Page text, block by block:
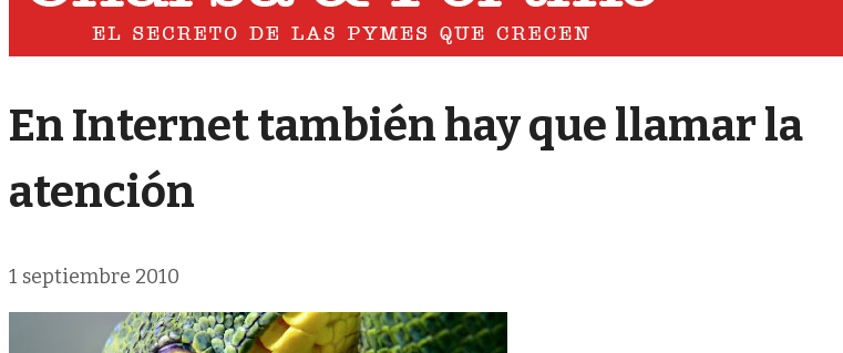
En Internet también hay que llamar la
atención
1 septiembre 2010